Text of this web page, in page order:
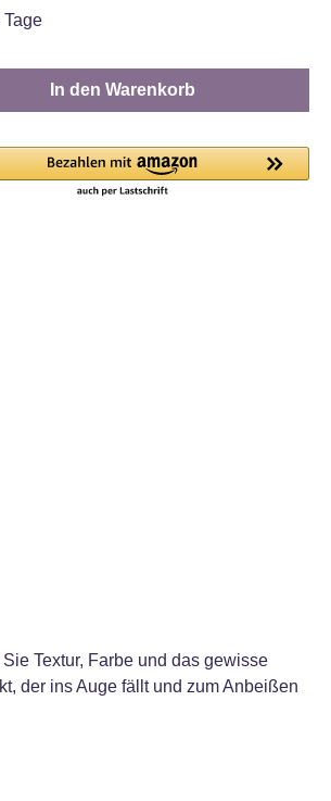
Tage
gewünschten Wert ein
In den Warenkorb
Textur, Farbe und das gewisse
der ins Auge fällt und zum Anbeißen